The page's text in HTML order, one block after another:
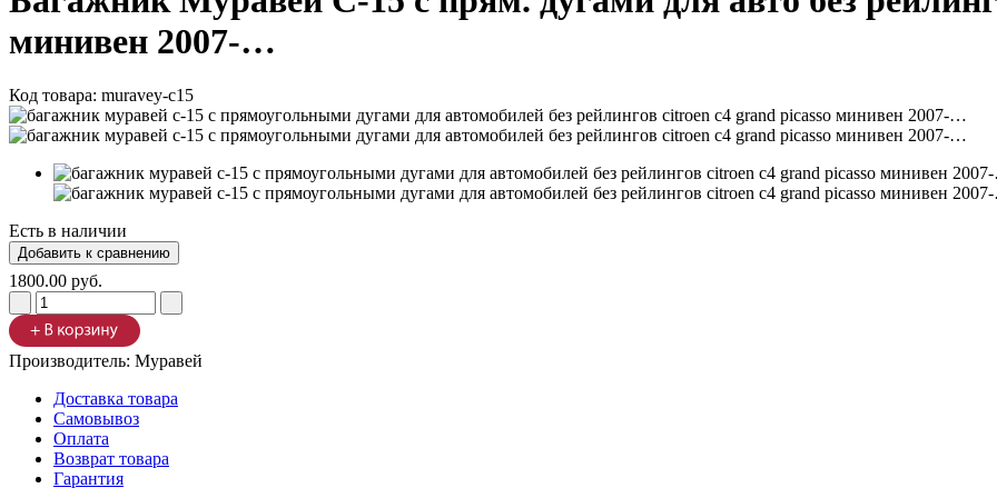
минивен 2007-…
Код товара: muravey-c15
Есть в наличии
1800.00 руб.
Производитель: Муравей
Доставка товара
Самовывоз
Оплата
Возврат товара
Гарантия